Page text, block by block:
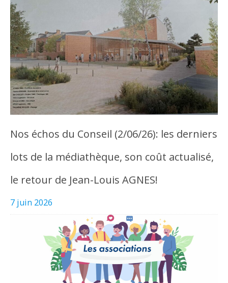
Nos échos du Conseil (2/06/26): les derniers
lots de la médiathèque, son coût actualisé,
le retour de Jean-Louis AGNES!
7 juin 2026